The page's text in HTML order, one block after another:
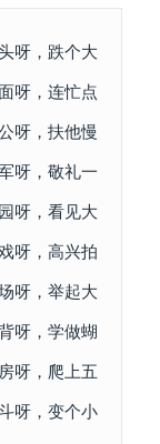
呀，跌个大
呀，连忙点
呀，扶他慢
呀，敬礼一
呀，看见大
呀，高兴拍
呀，举起大
呀，学做蝴
呀，爬上五
呀，变个小